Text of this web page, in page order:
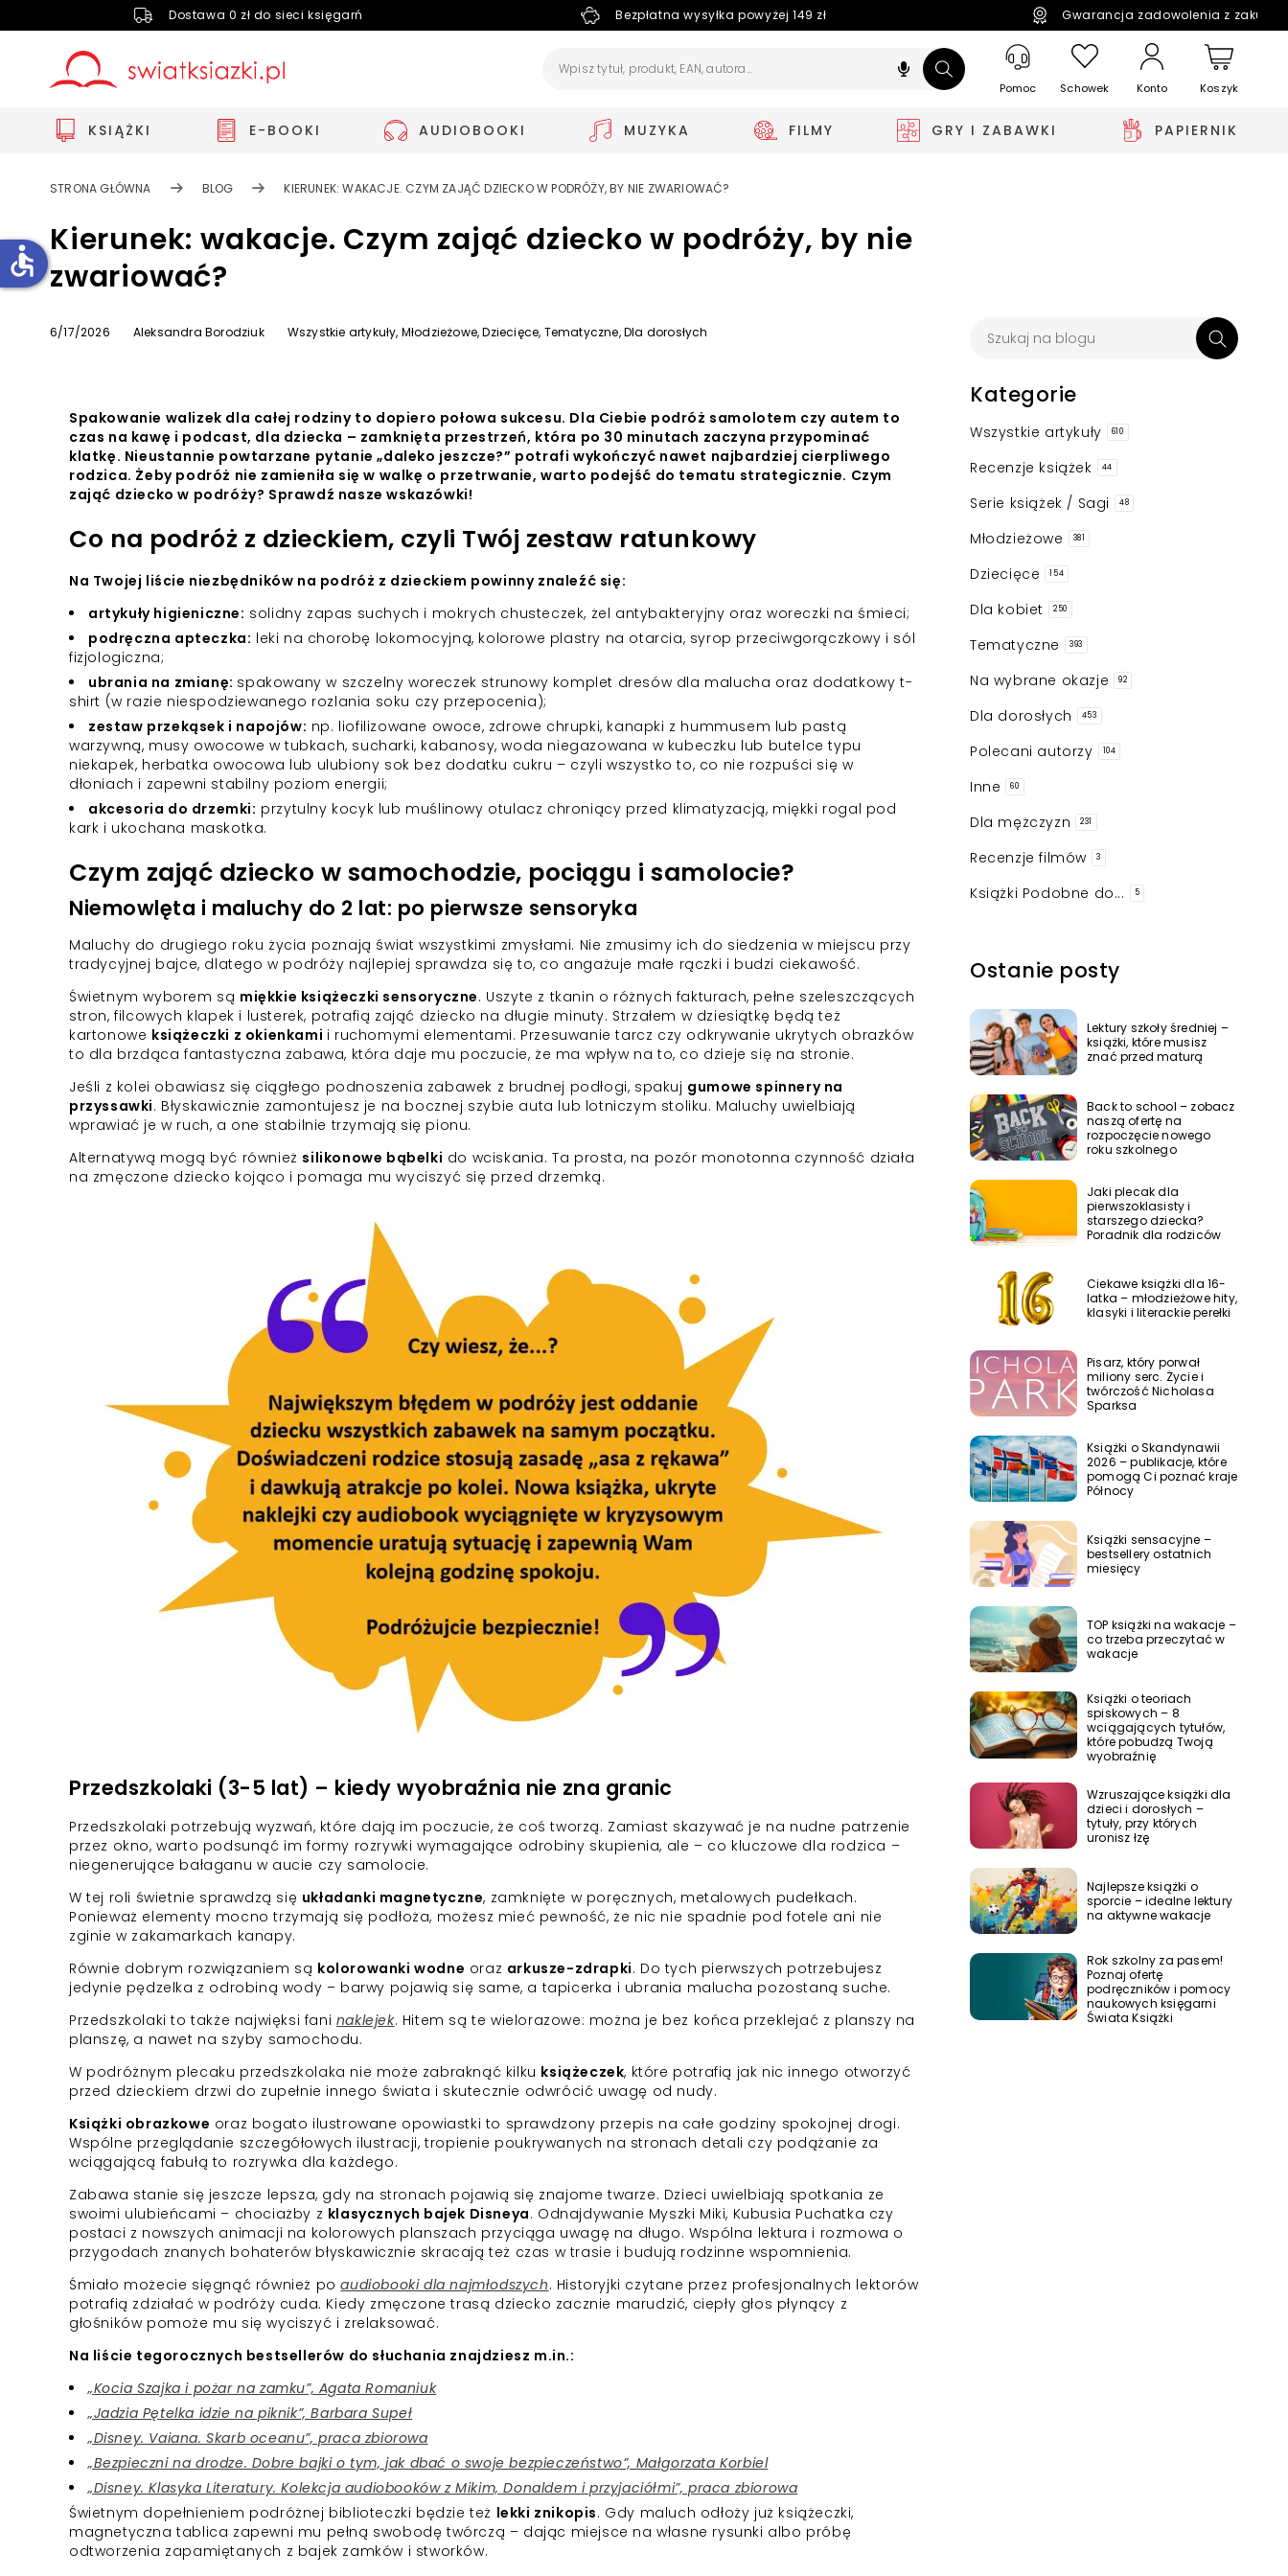
Dostawa 0 zł do sieci księgarń Bezpłatna wysyłka powyżej 149 zł Gwarancja zadowolenia z
Pomoc Schowek Konto Koszyk
KSIĄŻKI E-BOOKI AUDIOBOOKI MUZYKA FILMY GRY I ZABAWKI PAPIERNIK
STRONA GŁÓWNA BLOG KIERUNEK: WAKACJE. CZYM ZAJĄĆ DZIECKO W PODRÓŻY, BY NIE ZWARIOWAĆ?
Kierunek: wakacje. Czym zająć dziecko w podróży, by nie
zwariować?
6/17/2026 Aleksandra Borodziuk Wszystkie artykuły, Młodzieżowe,Dziecięce, Tematyczne,Dla dorosłych
Spakowanie walizek dla całej rodziny to dopiero połowa sukcesu. Dla Ciebie podróż samolotem czy autem to
czas na kawę i podcast, dla dziecka – zamknięta przestrzeń, która po 30 minutach zaczyna przypominać
klatkę. Nieustannie powtarzane pytanie „daleko jeszcze?” potrafi wykończyć nawet najbardziej cierpliwego
rodzica. Żeby podróż nie zamieniła się w walkę o przetrwanie, warto podejść do tematu strategicznie. Czym
zająć dziecko w podróży? Sprawdź nasze wskazówki!
Co na podróż z dzieckiem, czyli Twój zestaw ratunkowy
Na Twojej liście niezbędników na podróż z dzieckiem powinny znaleźć się:
artykuły higieniczne: solidny zapas suchych i mokrych chusteczek, żel antybakteryjny oraz woreczki na śmieci;
podręczna apteczka: leki na chorobę lokomocyjną, kolorowe plastry na otarcia, syrop przeciwgorączkowy i sól
fizjologiczna;
ubrania na zmianę: spakowany w szczelny woreczek strunowy komplet dresów dla malucha oraz dodatkowy t-
shirt (w razie niespodziewanego rozlania soku czy przepocenia);
zestaw przekąsek i napojów: np. liofilizowane owoce, zdrowe chrupki, kanapki z hummusem lub pastą
warzywną, musy owocowe w tubkach, sucharki, kabanosy, woda niegazowana w kubeczku lub butelce typu
niekapek, herbatka owocowa lub ulubiony sok bez dodatku cukru – czyli wszystko to, co nie rozpuści się w
dłoniach i zapewni stabilny poziom energii;
akcesoria do drzemki: przytulny kocyk lub muślinowy otulacz chroniący przed klimatyzacją, miękki rogal pod
kark i ukochana maskotka.
Czym zająć dziecko w samochodzie, pociągu i samolocie?
Niemowlęta i maluchy do 2 lat: po pierwsze sensoryka
Maluchy do drugiego roku życia poznają świat wszystkimi zmysłami. Nie zmusimy ich do siedzenia w miejscu przy
tradycyjnej bajce, dlatego w podróży najlepiej sprawdza się to, co angażuje małe rączki i budzi ciekawość.
Świetnym wyborem są miękkie książeczki sensoryczne. Uszyte z tkanin o różnych fakturach, pełne szeleszczących
stron, filcowych klapek i lusterek, potrafią zająć dziecko na długie minuty. Strzałem w dziesiątkę będą też
kartonowe książeczki z okienkami i ruchomymi elementami. Przesuwanie tarcz czy odkrywanie ukrytych obrazków
to dla brzdąca fantastyczna zabawa, która daje mu poczucie, że ma wpływ na to, co dzieje się na stronie.
Jeśli z kolei obawiasz się ciągłego podnoszenia zabawek z brudnej podłogi, spakuj gumowe spinnery na
przyssawki. Błyskawicznie zamontujesz je na bocznej szybie auta lub lotniczym stoliku. Maluchy uwielbiają
wprawiać je w ruch, a one stabilnie trzymają się pionu.
Alternatywą mogą być również silikonowe bąbelki do wciskania. Ta prosta, na pozór monotonna czynność działa
na zmęczone dziecko kojąco i pomaga mu wyciszyć się przed drzemką.
Przedszkolaki (3-5 lat) – kiedy wyobraźnia nie zna granic
Przedszkolaki potrzebują wyzwań, które dają im poczucie, że coś tworzą. Zamiast skazywać je na nudne patrzenie
przez okno, warto podsunąć im formy rozrywki wymagające odrobiny skupienia, ale – co kluczowe dla rodzica –
niegenerujące bałaganu w aucie czy samolocie.
W tej roli świetnie sprawdzą się układanki magnetyczne, zamknięte w poręcznych, metalowych pudełkach.
Ponieważ elementy mocno trzymają się podłoża, możesz mieć pewność, że nic nie spadnie pod fotele ani nie
zginie w zakamarkach kanapy.
Równie dobrym rozwiązaniem są kolorowanki wodne oraz arkusze-zdrapki. Do tych pierwszych potrzebujesz
jedynie pędzelka z odrobiną wody – barwy pojawią się same, a tapicerka i ubrania malucha pozostaną suche.
Przedszkolaki to także najwięksi fani naklejek. Hitem są te wielorazowe: można je bez końca przeklejać z planszy na
planszę, a nawet na szyby samochodu.
W podróżnym plecaku przedszkolaka nie może zabraknąć kilku książeczek, które potrafią jak nic innego otworzyć
przed dzieckiem drzwi do zupełnie innego świata i skutecznie odwrócić uwagę od nudy.
Książki obrazkowe oraz bogato ilustrowane opowiastki to sprawdzony przepis na całe godziny spokojnej drogi.
Wspólne przeglądanie szczegółowych ilustracji, tropienie poukrywanych na stronach detali czy podążanie za
wciągającą fabułą to rozrywka dla każdego.
Zabawa stanie się jeszcze lepsza, gdy na stronach pojawią się znajome twarze. Dzieci uwielbiają spotkania ze
swoimi ulubieńcami – chociażby z klasycznych bajek Disneya. Odnajdywanie Myszki Miki, Kubusia Puchatka czy
postaci z nowszych animacji na kolorowych planszach przyciąga uwagę na długo. Wspólna lektura i rozmowa o
przygodach znanych bohaterów błyskawicznie skracają też czas w trasie i budują rodzinne wspomnienia.
Śmiało możecie sięgnąć również poaudiobooki dla najmłodszych. Historyjki czytane przez profesjonalnych lektorów
potrafią zdziałać w podróży cuda. Kiedy zmęczone trasą dziecko zacznie marudzić, ciepły głos płynący z
głośników pomoże mu się wyciszyć i zrelaksować.
Na liście tegorocznych bestsellerów do słuchania znajdziesz m.in.:
„Kocia Szajka i pożar na zamku”, Agata Romaniuk
„Jadzia Pętelka idzie na piknik”, Barbara Supeł
„Disney. Vaiana. Skarb oceanu”, praca zbiorowa
„Bezpieczni na drodze. Dobre bajki o tym, jak dbać o swoje bezpieczeństwo”, Małgorzata Korbiel
„Disney. Klasyka Literatury. Kolekcja audiobooków z Mikim, Donaldem i przyjaciółmi”, praca zbiorowa
Świetnym dopełnieniem podróżnej biblioteczki będzie też lekki znikopis. Gdy maluch odłoży już książeczki,
magnetyczna tablica zapewni mu pełną swobodę twórczą – dając miejsce na własne rysunki albo próbę
odtworzenia zapamiętanych z bajek zamków i stworków.
Kategorie
Wszystkie artykuły 610
Recenzje książek 44
Serie książek / Sagi 48
Młodzieżowe 381
Dziecięce 154
Dla kobiet 250
Tematyczne 393
Na wybrane okazje 92
Dla dorosłych 453
Polecani autorzy 104
Inne 60
Dla mężczyzn 231
Recenzje filmów 3
Książki Podobne do... 5
Ostanie posty
Lektury szkoły średniej –
książki, które musisz
znać przed maturą
Back to school – zobacz
naszą ofertę na
rozpoczęcie nowego
roku szkolnego
Jaki plecak dla
pierwszoklasisty i
starszego dziecka?
Poradnik dla rodziców
Ciekawe książki dla 16-
latka – młodzieżowe hity,
klasyki i literackie perełki
Pisarz, który porwał
miliony serc. Życie i
twórczość Nicholasa
Sparksa
Książki o Skandynawii
2026 – publikacje, które
pomogą Ci poznać kraje
Północy
Książki sensacyjne –
bestsellery ostatnich
miesięcy
TOP książki na wakacje –
co trzeba przeczytać w
wakacje
Książki o teoriach
spiskowych – 8
wciągających tytułów,
które pobudzą Twoją
wyobraźnię
Wzruszające książki dla
dzieci i dorosłych –
tytuły, przy których
uronisz łzę
Najlepsze książki o
sporcie – idealne lektury
na aktywne wakacje
Rok szkolny za pasem!
Poznaj ofertę
podręczników i pomocy
naukowych księgarni
Świata Książki
accessible
Zmniejsz rozmiar czcionki
Skala szarości
Powiększony kursor
Pomoc w czytaniu